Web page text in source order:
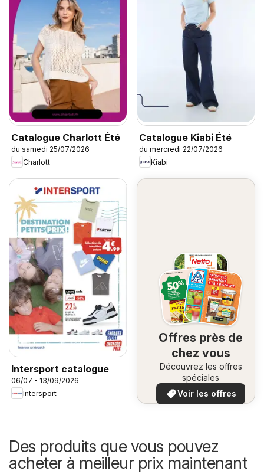
Catalogue Charlott Été
du samedi 25/07/2026
Charlott
Catalogue Kiabi Été
du mercredi 22/07/2026
Kiabi
Intersport catalogue
06/07 - 13/09/2026
Intersport
Offres près de
chez vous
Découvrez les offres
spéciales
Voir les offres
Des produits que vous pouvez
acheter à meilleur prix maintenant